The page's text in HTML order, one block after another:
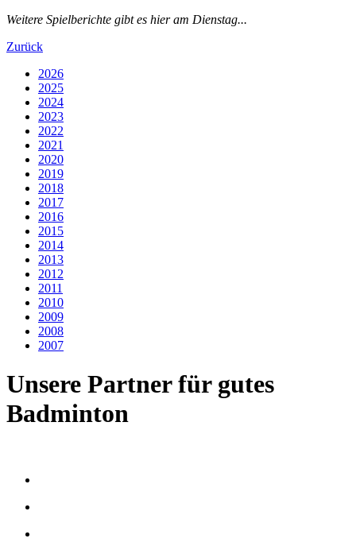
Weitere Spielberichte gibt es hier am Dienstag...
Zurück
2026
2025
2024
2023
2022
2021
2020
2019
2018
2017
2016
2015
2014
2013
2012
2011
2010
2009
2008
2007
Unsere Partner für gutes
Badminton